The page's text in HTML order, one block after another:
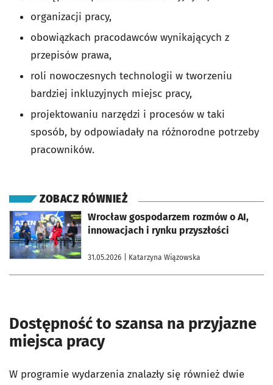
organizacji pracy,
obowiązkach pracodawców wynikających z
przepisów prawa,
roli nowoczesnych technologii w tworzeniu
bardziej inkluzyjnych miejsc pracy,
projektowaniu narzędzi i procesów w taki
sposób, by odpowiadały na różnorodne potrzeby
pracowników.
ZOBACZ RÓWNIEŻ
Wrocław gospodarzem rozmów o AI,
innowacjach i rynku przyszłości
31.05.2026 | Katarzyna Wiązowska
otworzy się w nowej karcie
Dostępność to szansa na przyjazne
miejsca pracy
W programie wydarzenia znalazły się również dwie